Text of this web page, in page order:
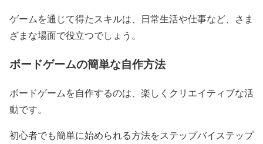
ゲームを通じて得たスキルは、日常生活や仕事など、さま
ざまな場面で役立つでしょう。
ボードゲームの簡単な自作方法
ボードゲームを自作するのは、楽しくクリエイティブな活
動です。
初心者でも簡単に始められる方法をステップバイステップ